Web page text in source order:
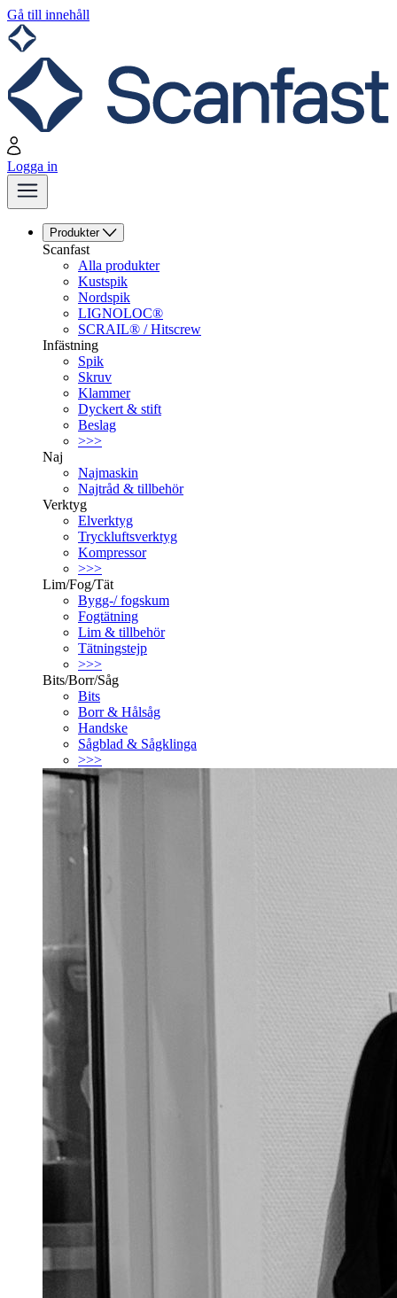
Gå till innehåll
Logga in
Produkter
Scanfast
Alla produkter
Kustspik
Nordspik
LIGNOLOC®
SCRAIL® / Hitscrew
Infästning
Spik
Skruv
Klammer
Dyckert & stift
Beslag
>>>
Naj
Najmaskin
Najtråd & tillbehör
Verktyg
Elverktyg
Tryckluftsverktyg
Kompressor
>>>
Lim/Fog/Tät
Bygg-/ fogskum
Fogtätning
Lim & tillbehör
Tätningstejp
>>>
Bits/Borr/Såg
Bits
Borr & Hålsåg
Handske
Sågblad & Sågklinga
>>>